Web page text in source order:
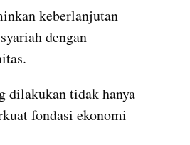
keberlanjutan
dengan
dilakukan tidak hanya
fondasi ekonomi